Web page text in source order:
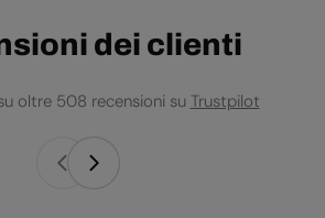
dei clienti
oltre 508 recensioni su Trustpilot